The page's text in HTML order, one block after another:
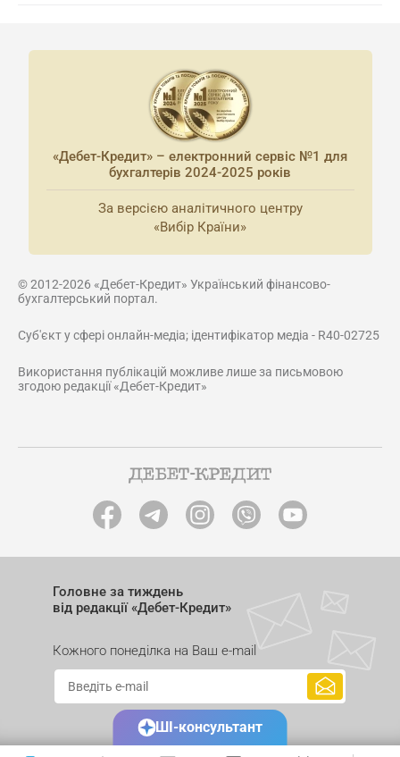
«Дебет-Кредит» – електронний сервіс №1 для
бухгалтерів 2024-2025 років
За версією аналітичного центру
«Вибір Країни»
© 2012-2026 «Дебет-Кредит» Український фінансово-
бухгалтерський портал.
Суб'єкт у сфері онлайн-медіа; ідентифікатор медіа - R40-02725
Використання публікацій можливе лише за письмовою
згодою редакції «Дебет-Кредит»
Головне за тиждень
від редакції «Дебет-Кредит»
Кожного понеділка на Ваш e-mail
ШІ-консультант